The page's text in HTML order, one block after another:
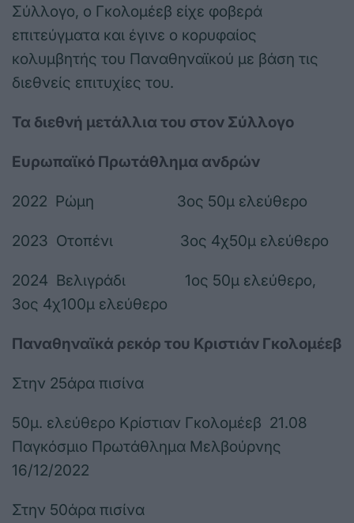
Σύλλογο, ο Γκολομέεβ είχε φοβερά
επιτεύγματα και έγινε ο κορυφαίος
κολυμβητής του Παναθηναϊκού με βάση τις
διεθνείς επιτυχίες του.
Τα διεθνή μετάλλια του στον Σύλλογο
Ευρωπαϊκό Πρωτάθλημα ανδρών
2022 Ρώμη 3ος 50μ ελεύθερο
2023 Οτοπένι 3ος 4χ50μ ελεύθερο
2024 Βελιγράδι 1ος 50μ ελεύθερο,
3ος 4χ100μ ελεύθερο
Παναθηναϊκά ρεκόρ του Κριστιάν Γκολομέεβ
Στην 25άρα πισίνα
50μ. ελεύθερο Κρίστιαν Γκολομέεβ 21.08
Παγκόσμιο Πρωτάθλημα Μελβούρνης
16/12/2022
Στην 50άρα πισίνα